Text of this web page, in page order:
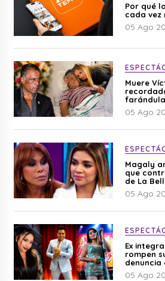
Por qué
cada vez
05 Ago
Muere
Cherres
05 Ago
Magaly
que
de La
05 Ago
Ex
rompen
denuncia
mundo lo
05 Ago